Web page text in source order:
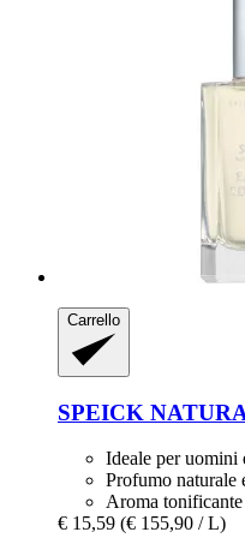
Carrello
SPEICK
Ideale per uomini
Profumo naturale
Aroma
€ 15,59 (€ 155,90 / L)